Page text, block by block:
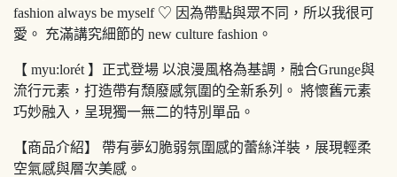
fashion always be myself ♡ 因為帶點與眾不同，所以我很可
愛。 充滿講究細節的 new culture fashion。
【 myu:lorét 】正式登場 以浪漫風格為基調，融合Grunge與
流行元素，打造帶有頹廢感氛圍的全新系列。 將懷舊元素
巧妙融入，呈現獨一無二的特別單品。
【商品介紹】 帶有夢幻脆弱氛圍感的蕾絲洋裝，展現輕柔
空氣感與層次美感。